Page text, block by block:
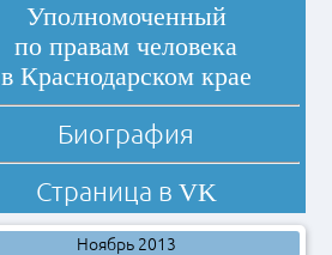
Уполномоченный
по правам человека
в Краснодарском крае
Биография
Страница в VK
Ноябрь 2013